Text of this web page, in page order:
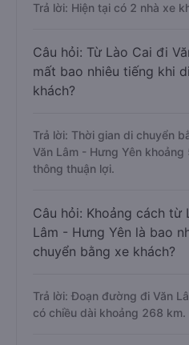
Trả lời: Hiện tại có 2 nhà xe
Câu hỏi: Từ Lào Cai đi
mất bao nhiêu tiếng khi
khách?
Trả lời: Thời gian di chuyển
Văn Lâm - Hưng Yên
thông thuận lợi.
Câu hỏi: Khoảng cách từ
Lâm - Hưng Yên là bao
chuyển bằng xe khách?
Trả lời: Đoạn đường đi Văn
có chiều dài khoảng 268 km.